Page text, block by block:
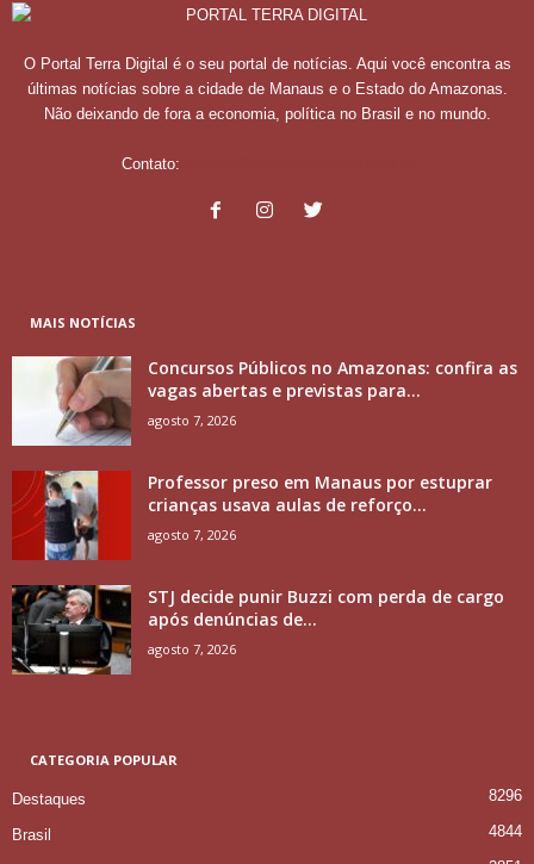
O Portal Terra Digital é o seu portal de notícias. Aqui você encontra as
últimas notícias sobre a cidade de Manaus e o Estado do Amazonas.
Não deixando de fora a economia, política no Brasil e no mundo.
Contato:
MAIS NOTÍCIAS
Concursos Públicos no Amazonas: confira as
vagas abertas e previstas para...
agosto 7, 2026
Professor preso em Manaus por estuprar
crianças usava aulas de reforço...
agosto 7, 2026
STJ decide punir Buzzi com perda de cargo
após denúncias de...
agosto 7, 2026
CATEGORIA POPULAR
Destaques 8296
Brasil 4844